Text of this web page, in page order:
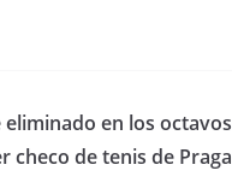
en los octavos
checo de tenis de Praga